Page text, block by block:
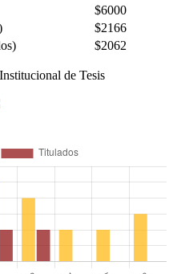
$6000
$2166
$2062
de Tesis